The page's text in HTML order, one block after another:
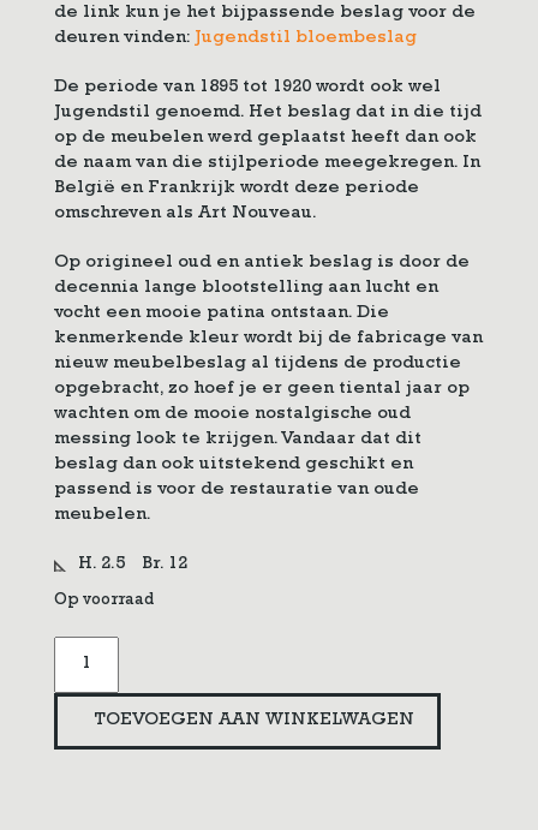
de link kun je het bijpassende beslag voor de
deuren vinden: Jugendstil bloembeslag
De periode van 1895 tot 1920 wordt ook wel
Jugendstil genoemd. Het beslag dat in die tijd
op de meubelen werd geplaatst heeft dan ook
de naam van die stijlperiode meegekregen. In
België en Frankrijk wordt deze periode
omschreven als Art Nouveau.
Op origineel oud en antiek beslag is door de
decennia lange blootstelling aan lucht en
vocht een mooie patina ontstaan. Die
kenmerkende kleur wordt bij de fabricage van
nieuw meubelbeslag al tijdens de productie
opgebracht, zo hoef je er geen tiental jaar op
wachten om de mooie nostalgische oud
messing look te krijgen. Vandaar dat dit
beslag dan ook uitstekend geschikt en
passend is voor de restauratie van oude
meubelen.
H. 2.5 Br. 12
Op voorraad
beslag
bloem
aantalTOEVOEGEN AAN WINKELWAGEN